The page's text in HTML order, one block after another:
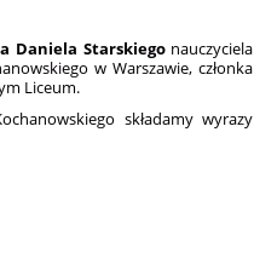
Daniela Starskiego nauczyciela
w Warszawie, członka
Liceum.
składamy wyrazy